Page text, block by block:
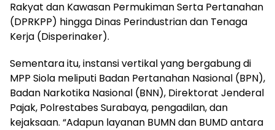
Rakyat dan Kawasan Permukiman Serta Pertanahan
(DPRKPP) hingga Dinas Perindustrian dan Tenaga
Kerja (Disperinaker).
Sementara itu, instansi vertikal yang bergabung di
MPP Siola meliputi Badan Pertanahan Nasional (BPN),
Badan Narkotika Nasional (BNN), Direktorat Jenderal
Pajak, Polrestabes Surabaya, pengadilan, dan
kejaksaan. “Adapun layanan BUMN dan BUMD antara